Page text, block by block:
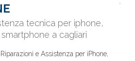
tecnica per iphone,
a cagliari
e Assistenza per iPhone,